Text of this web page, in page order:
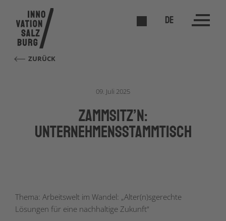
DE
ZURÜCK
09. Juli 2025
Zammsitz’n:
Unternehmensstammtisch
Thema: Arbeitswelt im Wandel: „Alter(n)sgerechte
Lösungen für eine nachhaltige Zukunft“